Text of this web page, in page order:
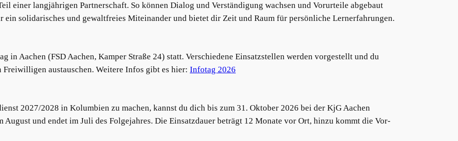
einer langjährigen Partnerschaft. So können Dialog und Verständigung wachsen und Vorurteile abgebaut
solidarisches und gewaltfreies Miteinander und bietet dir Zeit und Raum für persönliche Lernerfahrungen.
in Aachen (FSD Aachen, Kamper Straße 24) statt. Verschiedene Einsatzstellen werden vorgestellt und du
austauschen. Weitere Infos gibt es hier: Infotag 2026
2027/2028 in Kolumbien zu machen, kannst du dich bis zum 31. Oktober 2026 bei der KjG Aachen
und endet im Juli des Folgejahres. Die Einsatzdauer beträgt 12 Monate vor Ort, hinzu kommt die Vor-